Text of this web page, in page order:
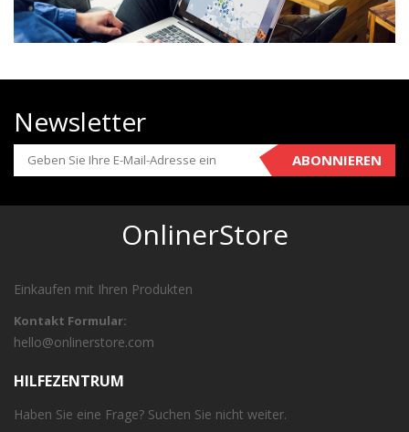
Newsletter
ABONNIEREN
OnlinerStore
Einkaufen mit Ihren Produkten
Kontakt Formular:
hello@onlinerstore.com
HILFEZENTRUM
Haben Sie eine Frage? Suchen Sie nicht weiter.